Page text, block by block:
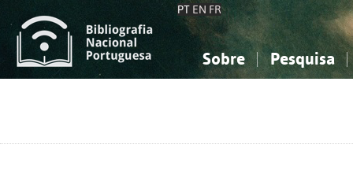
PT EN FR
Sobre Pesquisa